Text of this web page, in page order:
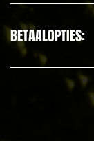
BETAALOPTIES: